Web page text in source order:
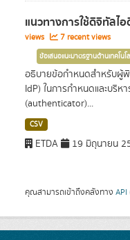
แนวทางการใช้ดิจิทัลไ
views
7 recent views
ข้อเสนอแนะมาตรฐานด้านเทคโน
อธิบายข้อกำหนดสำหรับผู้
IdP) ในการกำหนดและบริ
(authenticator)...
CSV
ETDA 19 มิถุนายน
คุณสามารถเข้าถึงคลังทาง API